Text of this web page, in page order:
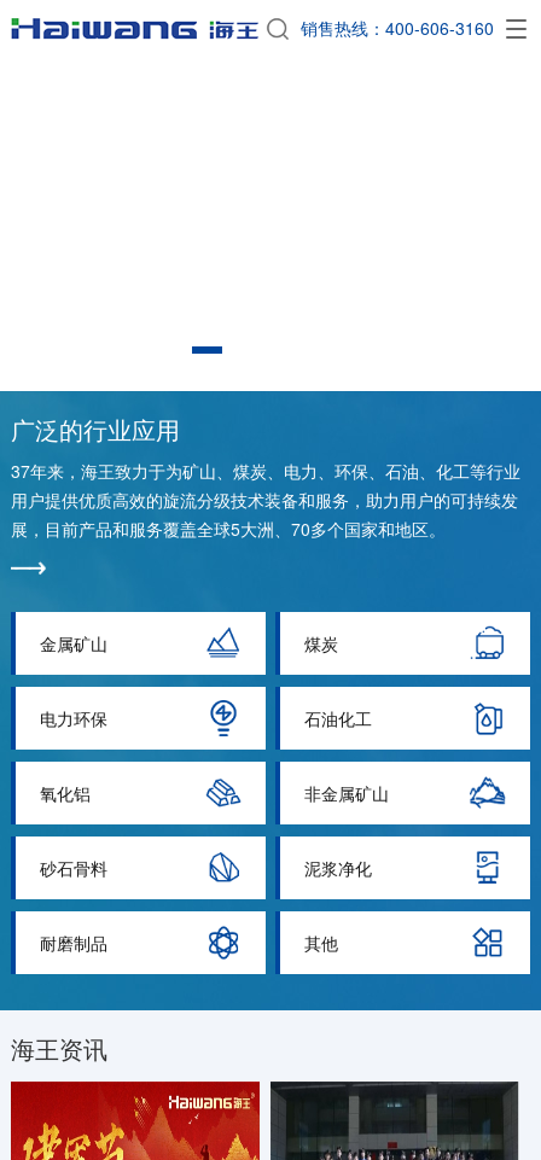
销售热线：400-606-3160
EN 
广泛的行业应用
37年来，海王致力于为矿山、煤炭、电力、环保、石油、化工等行业
用户提供优质高效的旋流分级技术装备和服务，助力用户的可持续发
展，目前产品和服务覆盖全球5大洲、70多个国家和地区。
金属矿山 煤炭
电力环保 石油化工
氧化铝 非金属矿山
砂石骨料 泥浆净化
耐磨制品 其他
海王资讯